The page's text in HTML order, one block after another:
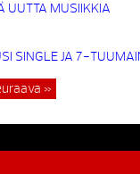
UUTTA MUSIIKKIA
SINGLE JA 7-
»